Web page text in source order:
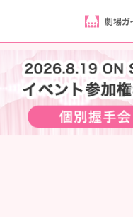
劇場ガ